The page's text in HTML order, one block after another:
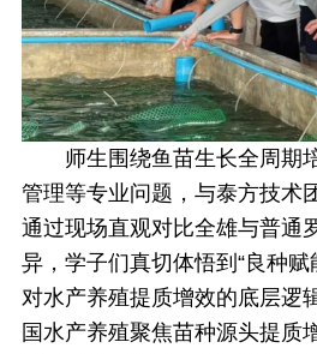
师生围绕鱼苗生长全周期
管理等专业问题，与泰方技术
通过现场直观对比全雄与普通
异，学子们真切体悟到“良种赋
对水产养殖提质增效的底层逻
国水产养殖聚焦苗种源头提质